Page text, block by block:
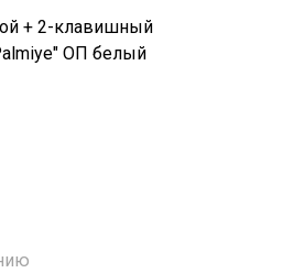
+ 2-клавишный
ОП белый